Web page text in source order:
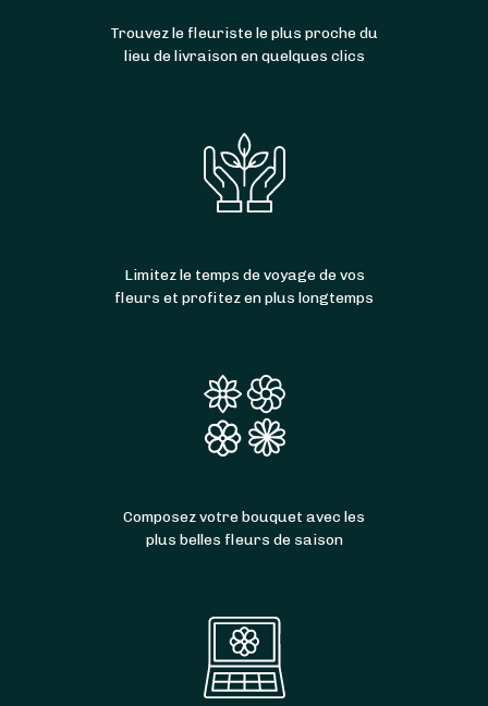
Trouvez le fleuriste le plus proche du
lieu de livraison en quelques clics
Limitez le temps de voyage de vos
fleurs et profitez en plus longtemps
Composez votre bouquet avec les
plus belles fleurs de saison